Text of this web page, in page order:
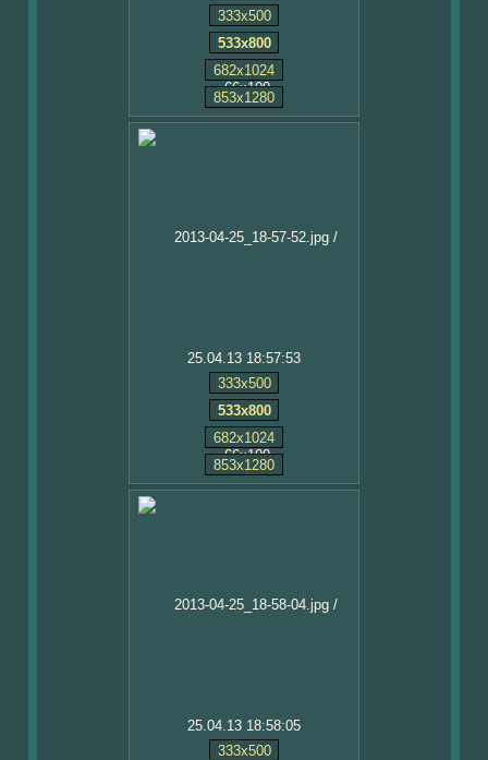
333x500
533x800
682x1024
853x1280
25.04.13 18:57:53
333x500
533x800
682x1024
853x1280
25.04.13 18:58:05
333x500